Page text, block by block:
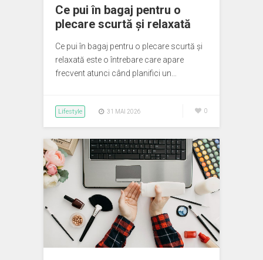
Ce pui în bagaj pentru o
plecare scurtă și relaxată
Ce pui în bagaj pentru o plecare scurtă și
relaxată este o întrebare care apare
frecvent atunci când planifici un…
Lifestyle 31 MAI 2026 0